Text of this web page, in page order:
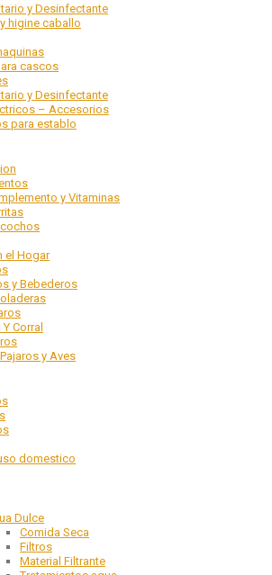
y Desinfectante
higine caballo
cascos
y Desinfectante
– Accesorios
para establo
y Vitaminas
el Hogar
y Bebederos
Corral
y Aves
domestico
Dulce
Comida Seca
Filtros
Material Filtrante